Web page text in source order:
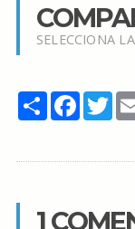
SELECCIONA
Share Facebook
1